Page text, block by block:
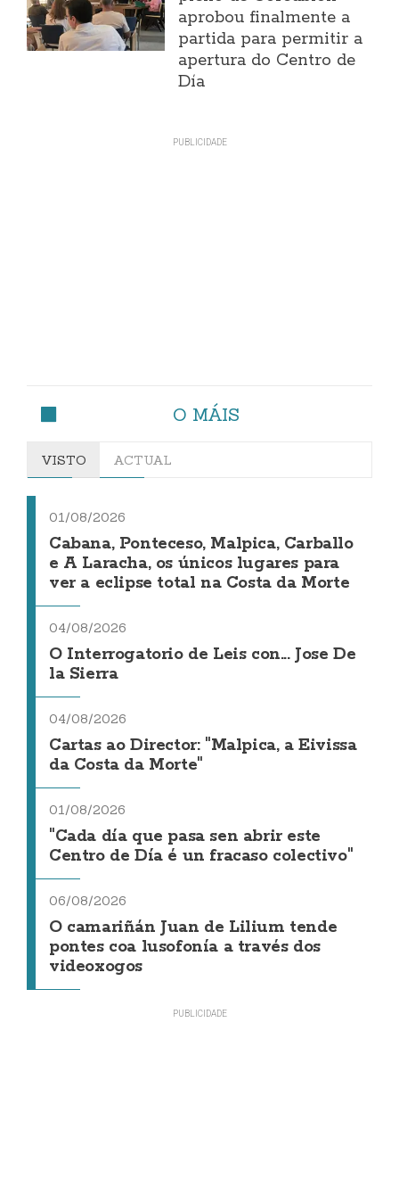
aprobou finalmente a
partida para permitir a
apertura do Centro de
Día
O MÁIS
VISTO ACTUAL
01/08/2026
Cabana, Ponteceso, Malpica, Carballo
e A Laracha, os únicos lugares para
ver a eclipse total na Costa da Morte
04/08/2026
O Interrogatorio de Leis con... Jose De
la Sierra
04/08/2026
Cartas ao Director: "Malpica, a Eivissa
da Costa da Morte"
01/08/2026
"Cada día que pasa sen abrir este
Centro de Día é un fracaso colectivo"
06/08/2026
O camariñán Juan de Lilium tende
pontes coa lusofonía a través dos
videoxogos